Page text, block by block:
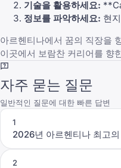
기술을 활용하세요: **
정보를 파악하세요: 현
아르헨티나에서 꿈의 직장을
이곳에서 보람찬 커리어를 향
자주 묻는 질문
일반적인 질문에 대한 빠른 답변
1
2026년 아르헨티나 최고
2